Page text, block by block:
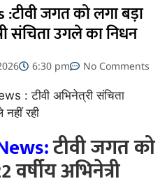
जगत को लगा बड़ा
संचिता उगले का निधन
6:30 pm No Comments
टीवी जगत को
अभिनेत्री